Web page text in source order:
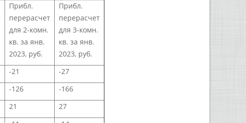
Прибл.
перерасчет
для 2-комн.
кв. за янв.
2023, руб.
Прибл.
перерасчет
для 3-комн.
кв. за янв.
2023, руб.
-21
-27
-126
-166
21
27